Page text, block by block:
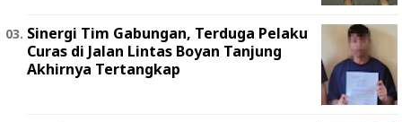
Sinergi Tim Gabungan, Terduga Pelaku
Curas di Jalan Lintas Boyan Tanjung
Akhirnya Tertangkap